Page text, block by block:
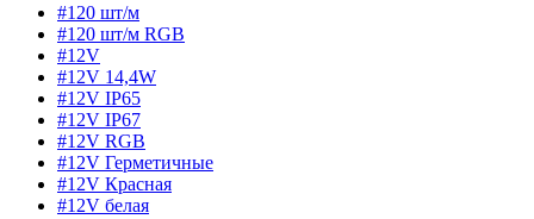
#120 шт/м
#120 шт/м RGB
#12V
#12V 14,4W
#12V IP65
#12V IP67
#12V RGB
#12V Герметичные
#12V Красная
#12V белая